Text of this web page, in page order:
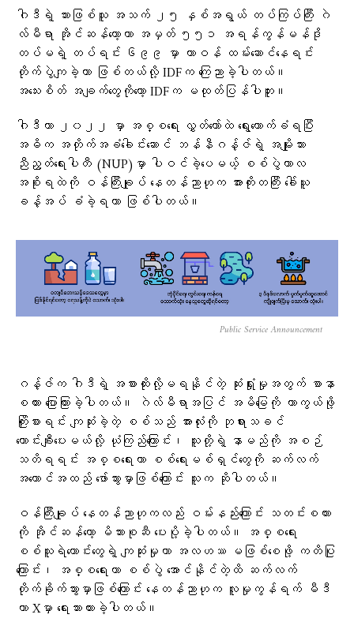
ဂါဒီရဲ့ သားဖြစ်သူ အသက် ၂၅ နှစ်အရွယ် တပ်ကြပ်ကြီး ဂဲ
လ်မီရာ အိုင်ဆန်ကော့ဟာ အမှတ် ၅၅၁ အရန်ကွန်မန်ဒို
တပ်မရဲ့ တပ်ရင်း ၆၉၉ မှာ တာဝန် ထမ်းဆောင်နေရင်း
တိုက်ပွဲကျခဲ့တာ ဖြစ်တယ်လို့ IDFက ကြေညာခဲ့ပါတယ်။
အသေးစိတ် အချက်တွေကိုတော့ IDFက မထုတ်ပြန်ပါဘူး။
ဂါဒီဟာ ၂၀၂၂ မှာ အစ္စရေး လွှတ်တော်ထဲ ရွေးကောက်ခံရပြီး
အဓိက အတိုက်အခံခေါင်းဆောင် ဘန်နီဂန့်ဇ်ရဲ့ အမျိုးသား
ညီညွတ်ရေးပါတီ (NUP)မှာ ပါဝင်ခဲ့ပေမယ့် စစ်ပွဲကာလ
အစိုးရထဲကို ဝန်ကြီးချုပ် နေတန်ညာဟုက အားကိုးတကြီး ခေါ်ယူ
ခန့်အပ် ခံခဲ့ရတာ ဖြစ်ပါတယ်။
Public Service Announcement
ဂန့်ဇ်က ဂါဒီရဲ့ အစားထိုးလို့မရနိုင်တဲ့ ဆုံးရှုံးမှုအတွက် စာနာ
စကား ပြောကြားခဲ့ပါတယ်။ ဂဲလ်မီရာအပြင် အမိမြေကို ကာကွယ်ဖို့
ကြိုးစားရင်း ကျဆုံးခဲ့တဲ့ စစ်သည် အားလုံးကို ဘုရားသခင်
ကောင်းချီးပေးမယ်လို့ ယုံကြည်ကြောင်း၊ သူတို့ရဲ့ နာမည်ကို အစဉ်
သတိရရင်း အစ္စရေးဟာ စစ်ရေးမစ်ရှင်တွေကို ဆက်လက်
အကောင်အထည် ဖော်သွားမှာဖြစ်ကြောင်း သူက ဆိုပါတယ်။
ဝန်ကြီးချုပ် နေတန်ညာဟုကလည်း ဝမ်းနည်းကြောင်း သတင်းစကား
ကို အိုင်ဆန်ကော့ မိသားစုဆီ ပေးပို့ခဲ့ပါတယ်။ အစ္စရေး
စစ်သူရဲကောင်းတွေရဲ့ ကျဆုံးမှုဟာ အလဟဿ မဖြစ်စေဖို့ ကတိပြု
ကြောင်း၊ အစ္စရေးဟာ စစ်ပွဲ အောင်နိုင်တဲ့ထိ ဆက်လက်
တိုက်ခိုက်သွားမှာဖြစ်ကြောင်း နေတန်ညာဟုက လူမှုကွန်ရက် မီဒီ
ယာ Xမှာ ရေးသားထားခဲ့ပါတယ်။